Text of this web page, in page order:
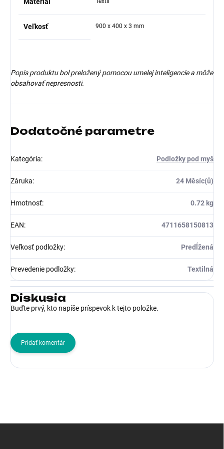
Veľkosť 900 x 400 x 3 mm
Popis produktu bol preložený pomocou umelej inteligencie a môže
obsahovať nepresnosti.
Dodatočné parametre
Kategória: Podložky pod myš
Záruka: 24 Měsíc(ů)
Hmotnosť: 0.72 kg
EAN: 4711658150813
Veľkosť podložky: Predĺžená
Prevedenie podložky: Textilná
Diskusia
Buďte prvý, kto napíše príspevok k tejto položke.
Pridať komentár